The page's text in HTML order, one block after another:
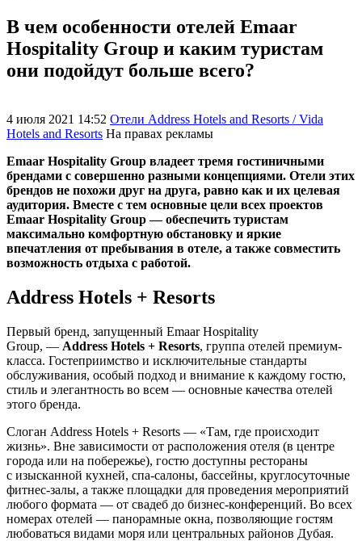
В чем особенности отелей Emaar
Hospitality Group и каким туристам
они подойдут больше всего?
4 июля 2021 14:52 Отели Address Hotels and Resorts / Vida
Hotels and Resorts На правах рекламы
Emaar Hospitality Group владеет тремя гостиничными
брендами с совершенно разными концепциями. Отели этих
брендов не похожи друг на друга, равно как и их целевая
аудитория. Вместе с тем основные цели всех проектов
Emaar Hospitality Group — обеспечить туристам
максимально комфортную обстановку и яркие
впечатления от пребывания в отеле, а также совместить
возможность отдыха с работой.
Address Hotels + Resorts
Первый бренд, запущенный Emaar Hospitality
Group, — Address Hotels + Resorts, группа отелей премиум-
класса. Гостеприимство и исключительные стандарты
обслуживания, особый подход и внимание к каждому гостю,
стиль и элегантность во всем — основные качества отелей
этого бренда.
Слоган Address Hotels + Resorts — «Там, где происходит
жизнь». Вне зависимости от расположения отеля (в центре
города или на побережье), гостю доступны рестораны
с изысканной кухней, спа-салоны, бассейны, круглосуточные
фитнес-залы, а также площадки для проведения мероприятий
любого формата — от свадеб до бизнес-конференций. Во всех
номерах отелей — панорамные окна, позволяющие гостям
любоваться видами моря или центральных районов Дубая.